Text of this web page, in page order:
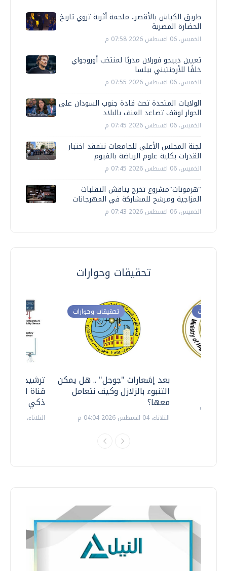
طريق الكباش بالأقصر.. ملحمة أثرية تروي تاريخ
الحضارة المصرية
الخميس، 06 اغسطس 2026 07:58 م
تعيين دييجو فورلان مدربًا لمنتخب أوروجواي
خلفًا للأرجنتيني بيلسا
الخميس، 06 اغسطس 2026 07:55 م
الولايات المتحدة تحث قادة جنوب السودان على
الحوار لوقف تصاعد العنف بالبلاد
الخميس، 06 اغسطس 2026 07:45 م
لجنة المجلس الأعلى للجامعات تتفقد اختبار
القدرات بكلية علوم الرياضة بالفيوم
الخميس، 06 اغسطس 2026 07:45 م
"هرمونات"مشروع تخرج يناقش التقلبات
المزاجية ومرشح للمشاركة في المهرجانات
الخميس، 06 اغسطس 2026 07:43 م
تحقيقات وحوارات
ترشيدا
قناة
ذكي
الثلاثاء، 14 يوليو 2026 06:11 م
تحقيقات وحوارات
بعد إشعارات "جوجل" .. هل يمكن
التنبوء بالزلازل وكيف نتعامل
معها؟
الثلاثاء، 04 اغسطس 2026 04:04 م
وحوارات